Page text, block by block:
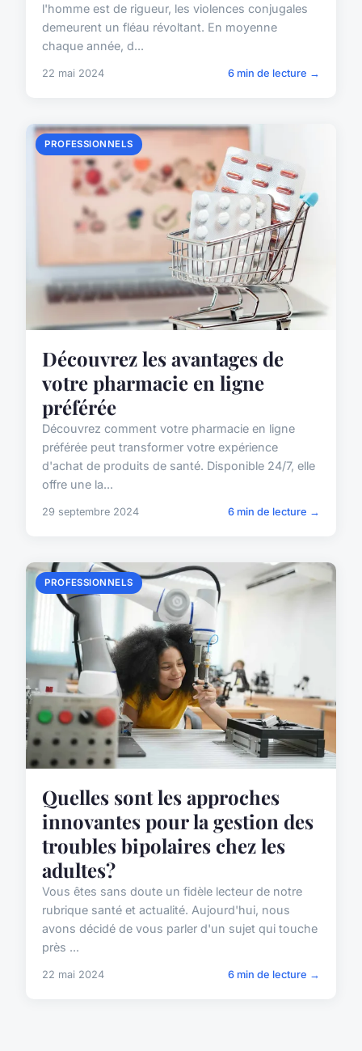
l'homme est de rigueur, les violences conjugales
demeurent un fléau révoltant. En moyenne
chaque année, d...
22 mai 2024 6 min de lecture →
PROFESSIONNELS
Découvrez les avantages de
votre pharmacie en ligne
préférée
Découvrez comment votre pharmacie en ligne
préférée peut transformer votre expérience
d'achat de produits de santé. Disponible 24/7, elle
offre une la...
29 septembre 2024 6 min de lecture →
PROFESSIONNELS
Quelles sont les approches
innovantes pour la gestion des
troubles bipolaires chez les
adultes?
Vous êtes sans doute un fidèle lecteur de notre
rubrique santé et actualité. Aujourd'hui, nous
avons décidé de vous parler d'un sujet qui touche
près ...
22 mai 2024 6 min de lecture →